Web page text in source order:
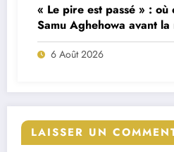
« Le pire est passé » : où
Samu Aghehowa avant
Porto ?
6 Août 2026
LAISSER UN